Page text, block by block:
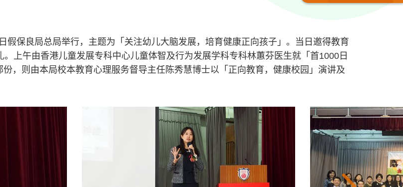
假保良局总局举行，主题为「关注幼儿大脑发展，培育健康正向孩子」。当日邀得教育
上午由香港儿童发展专科中心儿童体智及行为发展学科专科林蕙芬医生就「首1000日
，则由本局校本教育心理服务督导主任陈秀慧博士以「正向教育，健康校园」演讲及